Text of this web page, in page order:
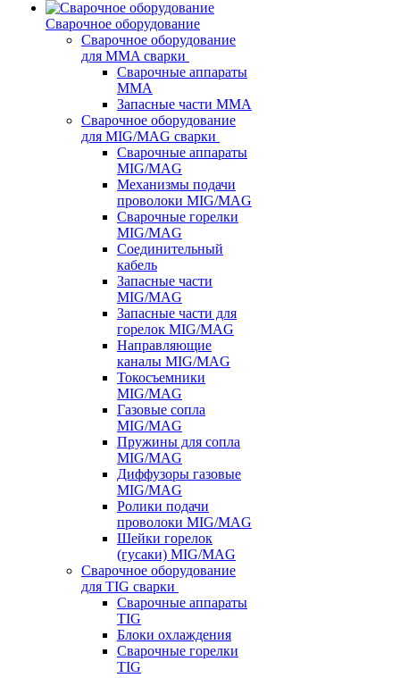
Сварочное оборудование
Сварочное оборудование
для MMA сварки
Сварочные аппараты
MMA
Запасные части MMA
Сварочное оборудование
для MIG/MAG сварки
Сварочные аппараты
MIG/MAG
Механизмы подачи
проволоки MIG/MAG
Сварочные горелки
MIG/MAG
Соединительный
кабель
Запасные части
MIG/MAG
Запасные части для
горелок MIG/MAG
Направляющие
каналы MIG/MAG
Токосъемники
MIG/MAG
Газовые сопла
MIG/MAG
Пружины для сопла
MIG/MAG
Диффузоры газовые
MIG/MAG
Ролики подачи
проволоки MIG/MAG
Шейки горелок
(гусаки) MIG/MAG
Сварочное оборудование
для TIG сварки
Сварочные аппараты
TIG
Блоки охлаждения
Сварочные горелки
TIG